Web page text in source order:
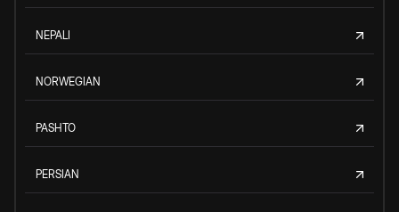
NEPALI
NORWEGIAN
PASHTO
PERSIAN